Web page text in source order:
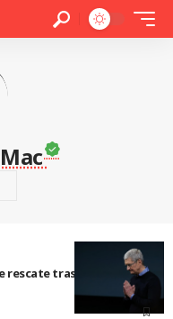
rescate tras el terremoto